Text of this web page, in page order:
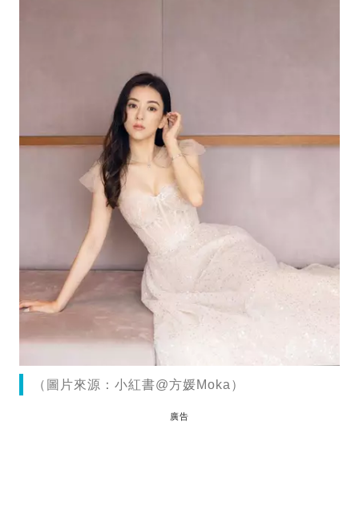
（圖片來源：小紅書@方媛Moka）
廣告